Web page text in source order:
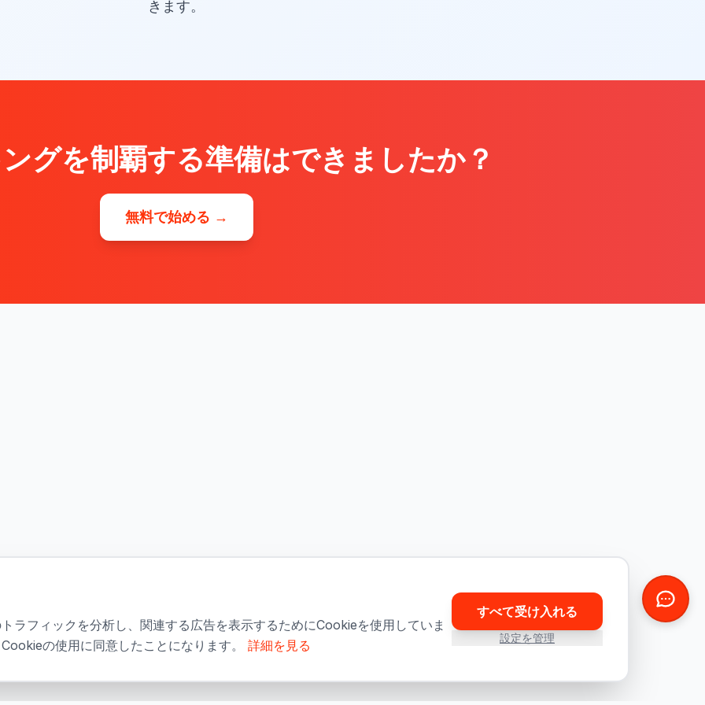
きます。
グを制覇する準備はできましたか？
無料で始める →
ラフィックを分析し、関連する広告を表示するためにCookieを使用していま
の使用に同意したことになります。
詳細を見る
すべて受け入れる
設定を管理